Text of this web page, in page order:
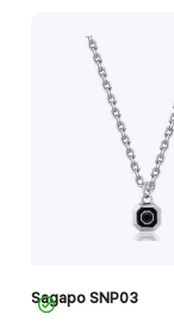
Sagapo SNP03